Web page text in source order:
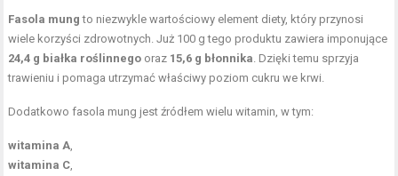
Fasola mung to niezwykle wartościowy element diety, który przynosi
wiele korzyści zdrowotnych. Już 100 g tego produktu zawiera imponujące
24,4 g białka roślinnego oraz 15,6 g błonnika . Dzięki temu sprzyja
trawieniu i pomaga utrzymać właściwy poziom cukru we krwi.
Dodatkowo fasola mung jest źródłem wielu witamin, w tym:
witamina A
witamina C